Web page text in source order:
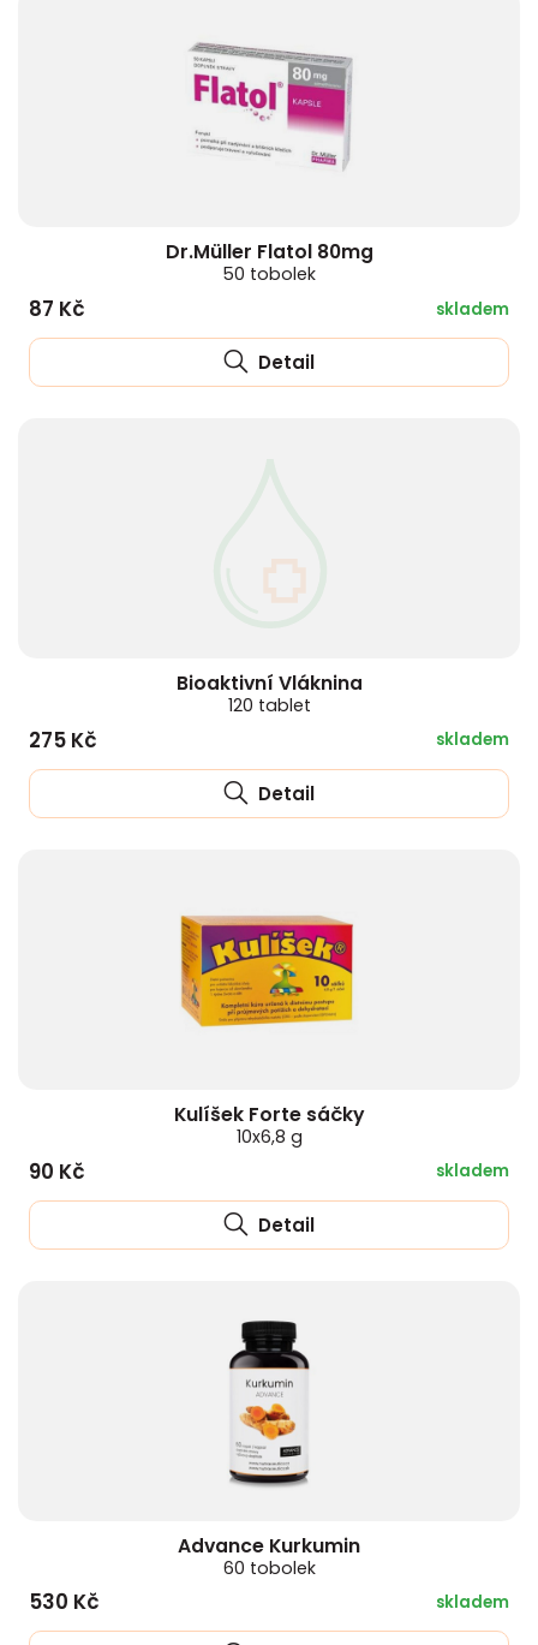
Dr.Müller Flatol 80mg
50 tobolek
87 Kč skladem
Detail
Bioaktivní Vláknina
120 tablet
275 Kč skladem
Detail
Kulíšek Forte sáčky
10x6,8 g
90 Kč skladem
Detail
Advance Kurkumin
60 tobolek
530 Kč skladem